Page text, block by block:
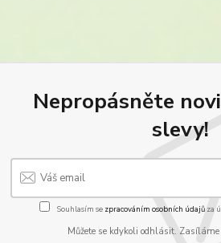
Nepropásněte
slevy!
Souhlasím se zpracováním osobních údajůza
Můžete se kdykoli odhlásit.